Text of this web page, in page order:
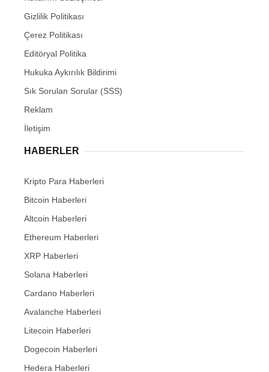
Gizlilik Politikası
Çerez Politikası
Editöryal Politika
Hukuka Aykırılık Bildirimi
Sık Sorulan Sorular (SSS)
Reklam
İletişim
HABERLER
Kripto Para Haberleri
Bitcoin Haberleri
Altcoin Haberleri
Ethereum Haberleri
XRP Haberleri
Solana Haberleri
Cardano Haberleri
Avalanche Haberleri
Litecoin Haberleri
Dogecoin Haberleri
Hedera Haberleri